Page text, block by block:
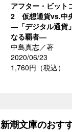
アフター・ビット
2 仮想通貨vs.中
―「デジタル通貨
なる覇者―
中島真志／著
2020/06/23
1,760円（税込）
新潮文庫のおす